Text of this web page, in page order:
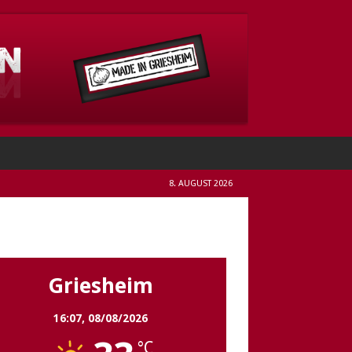
8. AUGUST 2026
Griesheim
16:07, 08/08/2026
°C